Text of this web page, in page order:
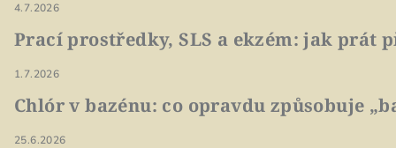
4.7.2026
Prací prostředky, SLS a ekzém: jak prát
1.7.2026
Chlór v bazénu: co opravdu způsobuje
25.6.2026